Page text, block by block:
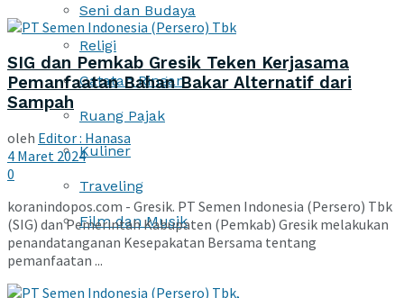
Seni dan Budaya
Religi
Catatan Ringan
Ruang Pajak
Kuliner
Traveling
Film dan Musik
SIG dan Pemkab Gresik Teken Kerjasama
Pemanfaatan Bahan Bakar Alternatif dari
Sampah
oleh Editor : Hanasa
4 Maret 2024
0
koranindopos.com - Gresik. PT Semen Indonesia (Persero) Tbk
(SIG) dan Pemerintah Kabupaten (Pemkab) Gresik melakukan
penandatanganan Kesepakatan Bersama tentang
pemanfaatan ...